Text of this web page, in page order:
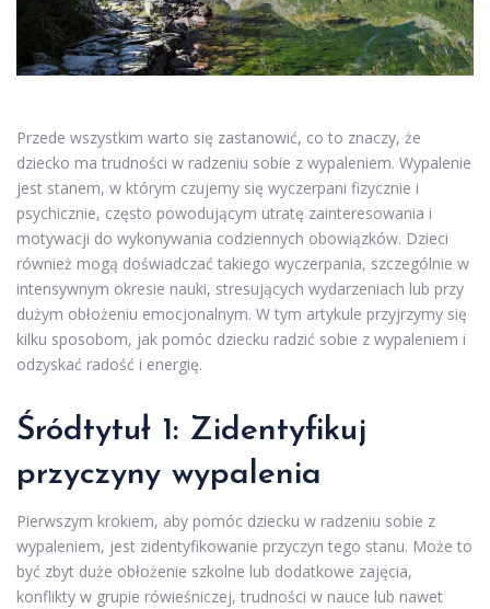
Przede wszystkim warto się zastanowić, co to znaczy, że
dziecko ma trudności w radzeniu sobie z wypaleniem. Wypalenie
jest stanem, w którym czujemy się wyczerpani fizycznie i
psychicznie, często powodującym utratę zainteresowania i
motywacji do wykonywania codziennych obowiązków. Dzieci
również mogą doświadczać takiego wyczerpania, szczególnie w
intensywnym okresie nauki, stresujących wydarzeniach lub przy
dużym obłożeniu emocjonalnym. W tym artykule przyjrzymy się
kilku sposobom, jak pomóc dziecku radzić sobie z wypaleniem i
odzyskać radość i energię.
Śródtytuł 1: Zidentyfikuj
przyczyny wypalenia
Pierwszym krokiem, aby pomóc dziecku w radzeniu sobie z
wypaleniem, jest zidentyfikowanie przyczyn tego stanu. Może to
być zbyt duże obłożenie szkolne lub dodatkowe zajęcia,
konflikty w grupie rówieśniczej, trudności w nauce lub nawet